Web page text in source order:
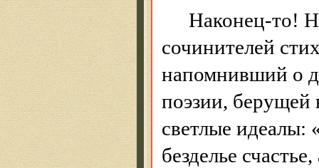
Наконец-то!
сочинителей
напомнивший о
поэзии, берущей
светлые идеалы:
безделье